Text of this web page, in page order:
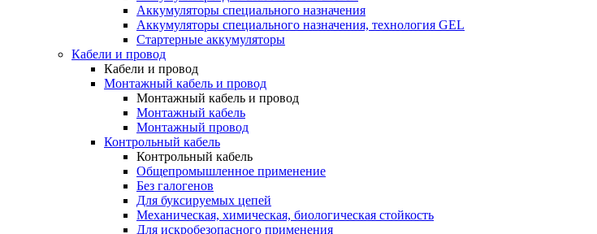
Аккумуляторы специального назначения
Аккумуляторы специального назначения, технология GEL
Стартерные аккумуляторы
Кабели и провод
Кабели и провод
Монтажный кабель и провод
Монтажный кабель и провод
Монтажный кабель
Монтажный провод
Контрольный кабель
Контрольный кабель
Общепромышленное применение
Без галогенов
Для буксируемых цепей
Механическая, химическая, биологическая стойкость
Для искробезопасного применения